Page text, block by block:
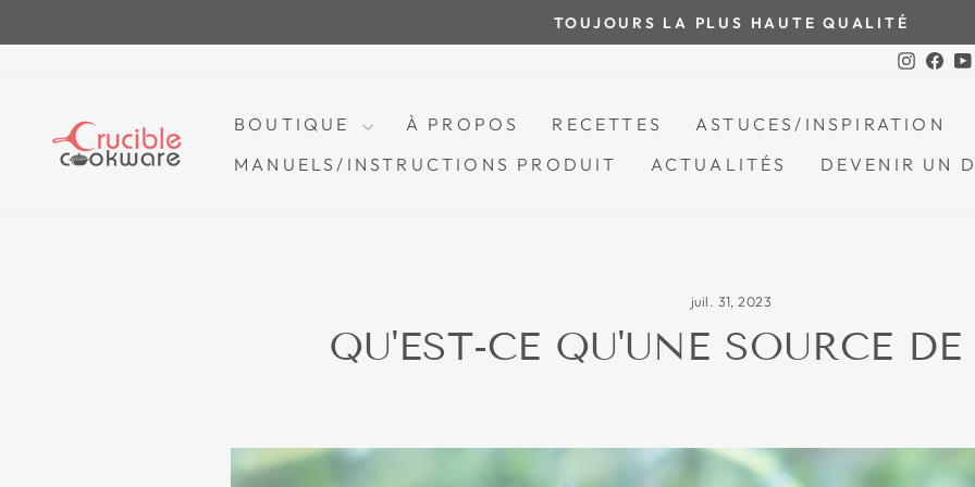
au
Mettre
en
pause
TOUJOURS LA PLUS HAUTE QUALITÉ
BOUTIQUE À PROPOS RECETTES
ASTUCES/INSPIRATION
MANUELS/INSTRUCTIONS PRODUIT
ACTUALITÉS DEVENIR UN
juil. 31, 2023
QU'EST-CE QU'UNE SOURCE